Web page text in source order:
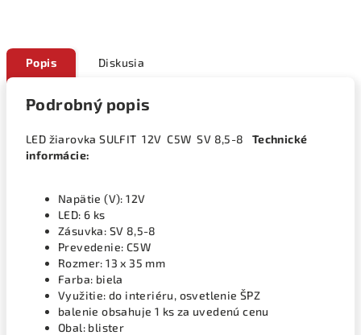
Popis Diskusia
Podrobný popis
LED žiarovka SULFIT 12V C5W SV 8,5-8 Technické
informácie:
Napätie (V): 12V
LED: 6 ks
Zásuvka: SV 8,5-8
Prevedenie: C5W
Rozmer: 13 x 35 mm
Farba: biela
Využitie: do interiéru, osvetlenie ŠPZ
balenie obsahuje 1 ks za uvedenú cenu
Obal: blister